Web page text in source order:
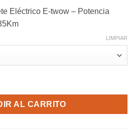
Eléctrico E-twow – Potencia
LIMPIAR
bateria 10,5Ah - Potencia 500w -
AL CARRITO